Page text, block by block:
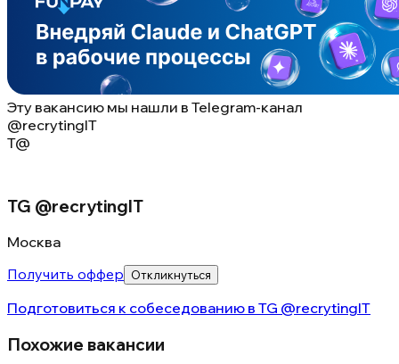
Эту вакансию мы нашли в Telegram-канал
@recrytingIT
T@
TG @recrytingIT
Москва
Получить оффер
Откликнуться
Подготовиться к собеседованию в TG @recrytingIT
Похожие вакансии